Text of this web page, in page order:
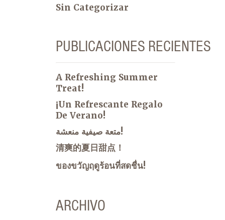
Sin Categorizar
PUBLICACIONES RECIENTES
A Refreshing Summer
Treat!
¡Un Refrescante Regalo
De Verano!
متعة صيفية منعشة!
清爽的夏日甜点！
ของขวัญฤดูร้อนที่สดชื่น!
ARCHIVO